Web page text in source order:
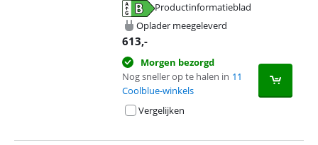
Productinformatieblad
Oplader meegeleverd
613,-
Morgen bezorgd
Nog sneller op te halen in 11
Coolblue-winkels
Vergelijken